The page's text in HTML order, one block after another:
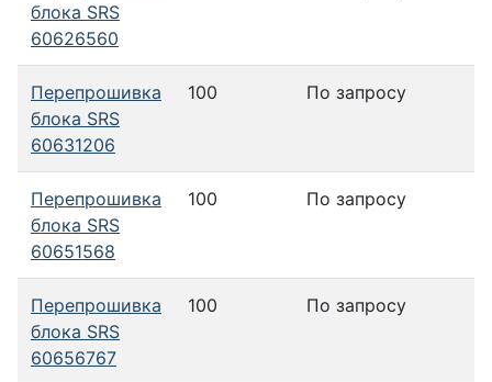
блока SRS
60626560
Перепрошивка
блока SRS
60631206
100 По запросу
Перепрошивка
блока SRS
60651568
100 По запросу
Перепрошивка
блока SRS
60656767
100 По запросу